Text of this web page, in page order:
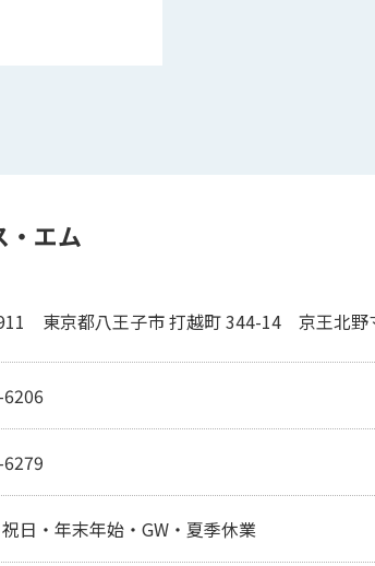
エム
東京都八王子市 打越町 344-14 京王北
日・年末年始・GW・夏季休業